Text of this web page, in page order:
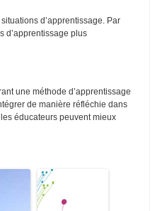
d’apprentissage. Par
d’apprentissage plus
une méthode d’apprentissage
de manière réfléchie dans
éducateurs peuvent mieux